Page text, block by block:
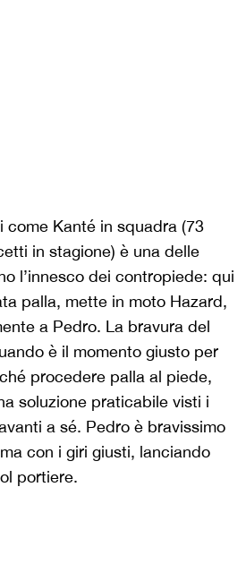
come Kanté in squadra (73
in stagione) è una delle
l’innesco dei contropiede: qui
palla, mette in moto Hazard,
a Pedro. La bravura del
è il momento giusto per
procedere palla al piede,
soluzione praticabile visti i
a sé. Pedro è bravissimo
con i giri giusti, lanciando
portiere.